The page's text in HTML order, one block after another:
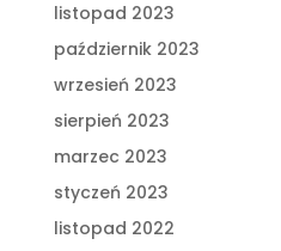
listopad 2023
październik 2023
wrzesień 2023
sierpień 2023
marzec 2023
styczeń 2023
listopad 2022